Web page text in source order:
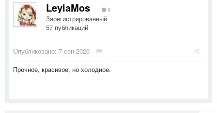
LeylaMos 0
Зарегистрированный
57 публикаций
Опубликовано: 7 сен 2020 ·
Прочное, красивое, но холодное.